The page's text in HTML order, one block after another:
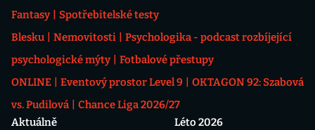
Fantasy
Spotřebitelské testy
Blesku
Nemovitosti
Psychologika - podcast rozbíjející
psychologické mýty
Fotbalové přestupy
ONLINE
Eventový prostor Level 9
OKTAGON 92: Szabová
vs. Pudilová
Chance Liga 2026/27
Aktuálně
Léto 2026